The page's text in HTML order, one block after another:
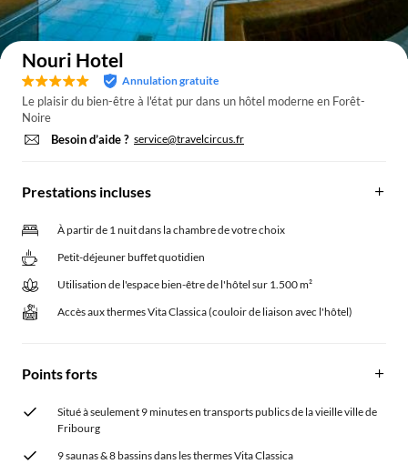
Voir sur la carte
Nouri Hotel
Annulation gratuite
Le plaisir du bien-être à l'état pur dans un hôtel moderne en Forêt-
Noire
Besoin d’aide ? service@travelcircus.fr
Prestations incluses
À partir de 1 nuit dans la chambre de votre choix
Petit-déjeuner buffet quotidien
Utilisation de l'espace bien-être de l'hôtel sur 1.500 m²
Accès aux thermes Vita Classica (couloir de liaison avec l'hôtel)
Points forts
Situé à seulement 9 minutes en transports publics de la vieille ville de
Fribourg
9 saunas & 8 bassins dans les thermes Vita Classica